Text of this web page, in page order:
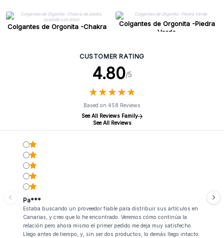
Colgantes de Orgonita -Chakra
Colgantes de Orgonita -Piedra
Verde
CUSTOMER RATING
4.80/5
★★★★★
★★★★★
Based on 458 Reviews
See All Reviews Family
See All Reviews
Pa***
Estaba buscando un proveedor fiable para distribuir sus artículos en
Canarias, y creo que lo he encontrado. Veremos cómo continúa la
relación pero ahora mismo el primer pedido me deja muy satisfecho.
Llego antes de tiempo, y, sin ser dos productos, lo demás llego intacto.